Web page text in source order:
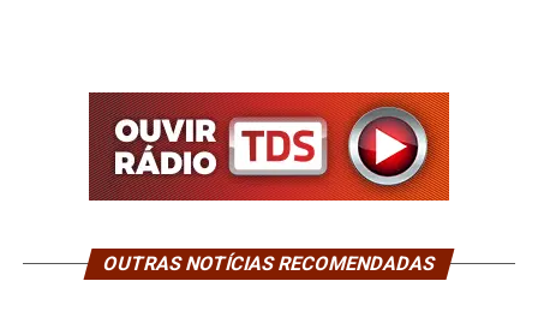
OUTRAS NOTÍCIAS RECOMENDADAS